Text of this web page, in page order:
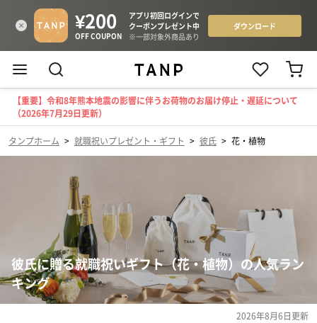
【重要】令和8年熊本地震の影響に伴うお荷物のお届け停止・遅延について
（2026年7月29日更新）
タンプホーム > 就職祝いプレゼント・ギフト > 彼氏 > 花・植物
彼氏に贈る就職祝いギフト（花・植物）の人気ラン
キング
2026年8月6日更新